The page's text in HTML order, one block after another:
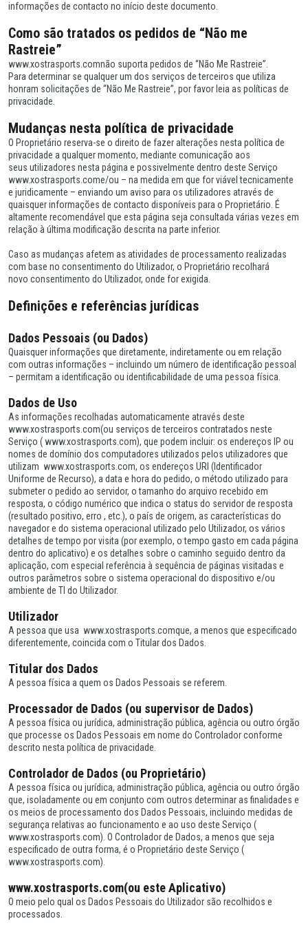
informações de contacto no início deste documento.
Como são tratados os pedidos de “Não me
Rastreie”
www.xostrasports.comnão suporta pedidos de “Não Me Rastreie”.
Para determinar se qualquer um dos serviços de terceiros que utiliza
honram solicitações de “Não Me Rastreie”, por favor leia as políticas de
privacidade.
Mudanças nesta política de privacidade
O Proprietário reserva-se o direito de fazer alterações nesta política de
privacidade a qualquer momento, mediante comunicação aos
seus utilizadores nesta página e possivelmente dentro deste Serviço
www.xostrasports.come/ou – na medida em que for viável tecnicamente
e juridicamente – enviando um aviso para os utilizadores através de
quaisquer informações de contacto disponíveis para o Proprietário. É
altamente recomendável que esta página seja consultada várias vezes em
relação à última modificação descrita na parte inferior.
Caso as mudanças afetem as atividades de processamento realizadas
com base no consentimento do Utilizador, o Proprietário recolhará
novo consentimento do Utilizador, onde for exigida.
Definições e referências jurídicas
Dados Pessoais (ou Dados)
Quaisquer informações que diretamente, indiretamente ou em relação
com outras informações – incluindo um número de identificação pessoal
– permitam a identificação ou identificabilidade de uma pessoa física.
Dados de Uso
As informações recolhadas automaticamente através deste
www.xostrasports.com(ou serviços de terceiros contratados neste
Serviço ( www.xostrasports.com), que podem incluir: os endereços IP ou
nomes de domínio dos computadores utilizados pelos utilizadores que
utilizam www.xostrasports.com, os endereços URI (Identificador
Uniforme de Recurso), a data e hora do pedido, o método utilizado para
submeter o pedido ao servidor, o tamanho do arquivo recebido em
resposta, o código numérico que indica o status do servidor de resposta
(resultado positivo, erro , etc.), o país de origem, as características do
navegador e do sistema operacional utilizado pelo Utilizador, os vários
detalhes de tempo por visita (por exemplo, o tempo gasto em cada página
dentro do aplicativo) e os detalhes sobre o caminho seguido dentro da
aplicação, com especial referência à sequência de páginas visitadas e
outros parâmetros sobre o sistema operacional do dispositivo e/ou
ambiente de TI do Utilizador.
Utilizador
A pessoa que usa www.xostrasports.comque, a menos que especificado
diferentemente, coincida com o Titular dos Dados.
Titular dos Dados
A pessoa física a quem os Dados Pessoais se referem.
Processador de Dados (ou supervisor de Dados)
A pessoa física ou jurídica, administração pública, agência ou outro órgão
que processe os Dados Pessoais em nome do Controlador conforme
descrito nesta política de privacidade.
Controlador de Dados (ou Proprietário)
A pessoa física ou jurídica, administração pública, agência ou outro órgão
que, isoladamente ou em conjunto com outros determinar as finalidades e
os meios de processamento dos Dados Pessoais, incluindo medidas de
segurança relativas ao funcionamento e ao uso deste Serviço (
www.xostrasports.com). O Controlador de Dados, a menos que seja
especificado de outra forma, é o Proprietário deste Serviço (
www.xostrasports.com).
www.xostrasports.com(ou este Aplicativo)
O meio pelo qual os Dados Pessoais do Utilizador são recolhidos e
processados.